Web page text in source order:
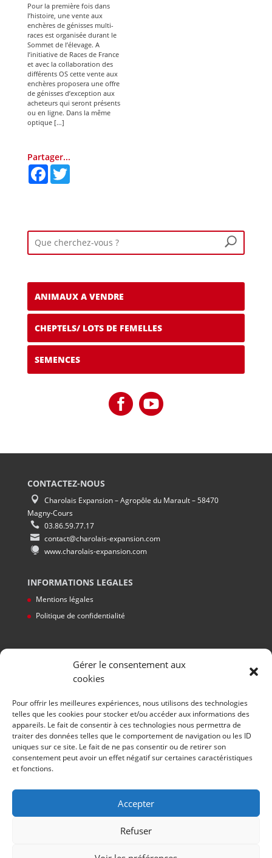
Gérer le consentement aux
cookies
Pour offrir les meilleures expériences, nous utilisons des technologies
telles que les cookies pour stocker et/ou accéder aux informations des
appareils. Le fait de consentir à ces technologies nous permettra de
traiter des données telles que le comportement de navigation ou les ID
uniques sur ce site. Le fait de ne pas consentir ou de retirer son
consentement peut avoir un effet négatif sur certaines caractéristiques
et fonctions.
Accepter
Refuser
Pour la première fois dans
l’histoire, une vente aux
enchères de génisses multi-
races est organisée durant le
Sommet de l’élevage. A
l’initiative de Races de France
et avec la collaboration des
différents OS cette vente aux
enchères proposera une offre
de génisses d’exception aux
acheteurs qui seront présents
ou en ligne. Dans la même
optique […]
Partager...
F
T
ANIMAUX A VENDRE
CHEPTELS/ LOTS DE FEMELLES
SEMENCES
CONTACTEZ-NOUS
Charolais Expansion – Agropôle du Marault – 58470
Magny-Cours
03.86.59.77.17
contact@charolais-expansion.com
www.charolais-expansion.com
INFORMATIONS LEGALES
Mentions légales
Politique de confidentialité
HORAIRES
Du lundi au jeudi:
14h à 16h